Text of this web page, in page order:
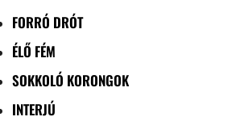
FORRÓ DRÓT
ÉLŐ FÉM
SOKKOLÓ KORONGOK
INTERJÚ